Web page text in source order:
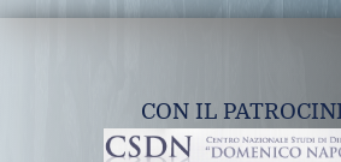
CON IL